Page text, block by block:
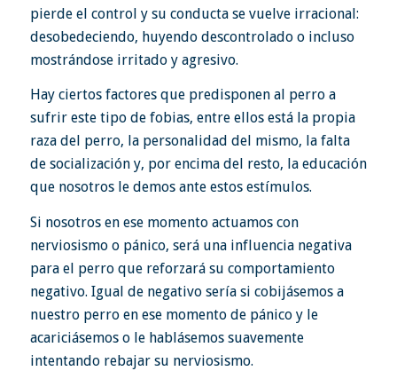
pierde el control y su conducta se vuelve irracional:
desobedeciendo, huyendo descontrolado o incluso
mostrándose irritado y agresivo.
Hay ciertos factores que predisponen al perro a
sufrir este tipo de fobias, entre ellos está la propia
raza del perro, la personalidad del mismo, la falta
de socialización y, por encima del resto, la educación
que nosotros le demos ante estos estímulos.
Si nosotros en ese momento actuamos con
nerviosismo o pánico, será una influencia negativa
para el perro que reforzará su comportamiento
negativo. Igual de negativo sería si cobijásemos a
nuestro perro en ese momento de pánico y le
acariciásemos o le hablásemos suavemente
intentando rebajar su nerviosismo.